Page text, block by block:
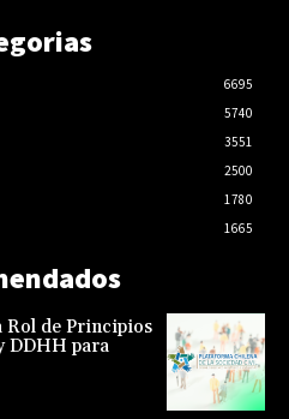
6695
5740
3551
2500
1780
1665
Rol de Principios
DDHH para